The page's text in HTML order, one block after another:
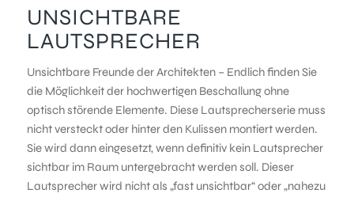
UNSICHTBARE
LAUTSPRECHER
Unsichtbare Freunde der Architekten – Endlich finden Sie
die Möglichkeit der hochwertigen Beschallung ohne
optisch störende Elemente. Diese Lautsprecherserie muss
nicht versteckt oder hinter den Kulissen montiert werden.
Sie wird dann eingesetzt, wenn definitiv kein Lautsprecher
sichtbar im Raum untergebracht werden soll. Dieser
Lautsprecher wird nicht als „fast unsichtbar“ oder „nahezu